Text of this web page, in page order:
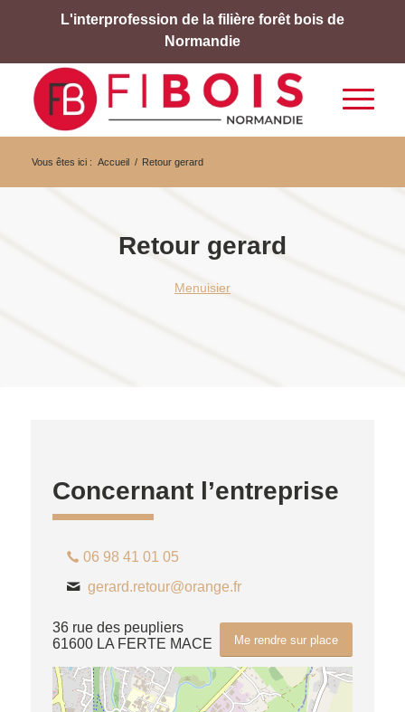
L'interprofession de la filière forêt bois de
Normandie
Vous êtes ici : Accueil / Retour gerard
Retour gerard
Menuisier
Concernant l’entreprise
06 98 41 01 05
gerard.retour@orange.fr
Me rendre sur place
36 rue des peupliers
61600 LA FERTE MACE